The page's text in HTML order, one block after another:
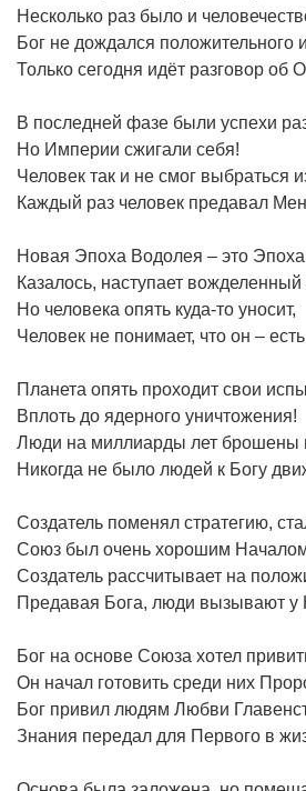
Несколько раз было и
Бог не дождался положительного
Только сегодня идёт разговор об
В последней фазе были успехи
Но Империи сжигали себя!
Человек так и не смог выбраться
Каждый раз человек предавал
Новая Эпоха Водолея – это
Казалось, наступает вожделенный
Но человека опять куда-то уносит,
Человек не понимает, что он –
Планета опять проходит свои
Вплоть до ядерного уничтожения!
Люди на миллиарды лет брошены
Никогда не было людей к Богу
Создатель поменял стратегию,
Союз был очень хорошим
Создатель рассчитывает на
Предавая Бога, люди вызывают у
Бог на основе Союза хотел
Он начал готовить среди них
Бог привил людям Любви
Знания передал для Первого в